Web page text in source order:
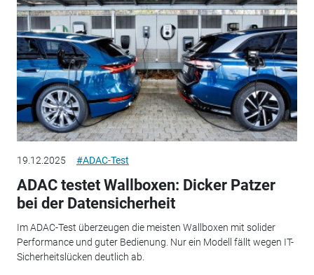
19.12.2025 #ADAC-Test
ADAC testet Wallboxen: Dicker Patzer
bei der Datensicherheit
Im ADAC-Test überzeugen die meisten Wallboxen mit solider
Performance und guter Bedienung. Nur ein Modell fällt wegen IT-
Sicherheitslücken deutlich ab.